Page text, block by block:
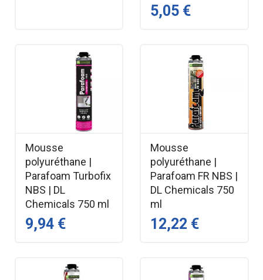
5,05 €
Mousse
polyuréthane |
Parafoam Turbofix
NBS | DL
Chemicals 750 ml
9,94 €
Mousse
polyuréthane |
Parafoam FR NBS |
DL Chemicals 750
ml
12,22 €